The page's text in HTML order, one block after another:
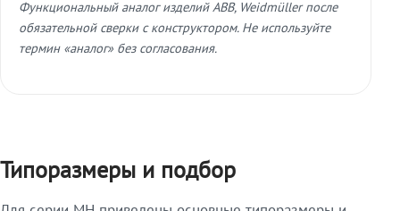
Функциональный аналог изделий ABB, Weidmüller после
обязательной сверки с конструктором. Не используйте
термин «аналог» без согласования.
Типоразмеры и подбор